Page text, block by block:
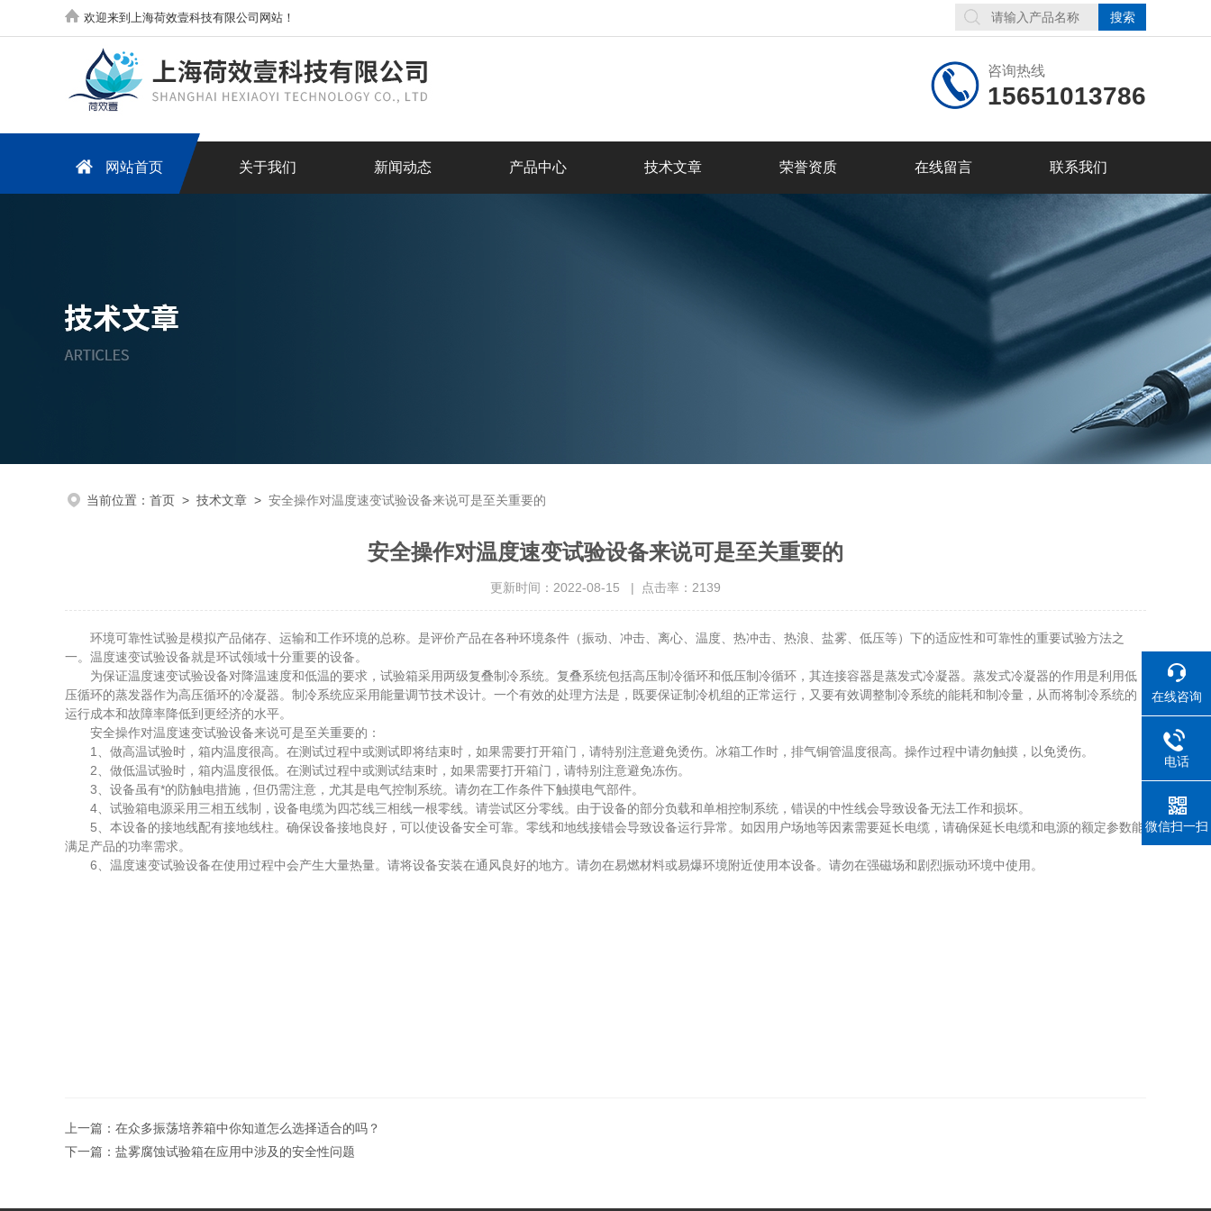
欢迎来到上海荷效壹科技有限公司网站！
咨询热线
15651013786
网站首页 关于我们 新闻动态 产品中心 技术文章 荣誉资质 在线留言 联系我们
当前位置： 首页 > 技术文章 > 安全操作对温度速变试验设备来说可是至关重要的
安全操作对温度速变试验设备来说可是至关重要的
更新时间：2022-08-15 | 点击率：2139
环境可靠性试验是模拟产品储存、运输和工作环境的总称。是评价产品在各种环境条件（振动、冲击、离心、温度、热冲击、热浪、盐雾、低压等）下的适应性和可靠性的重要试验方法之
一。温度速变试验设备就是环试领域十分重要的设备。
为保证温度速变试验设备对降温速度和低温的要求，试验箱采用两级复叠制冷系统。复叠系统包括高压制冷循环和低压制冷循环，其连接容器是蒸发式冷凝器。蒸发式冷凝器的作用是利用低
压循环的蒸发器作为高压循环的冷凝器。制冷系统应采用能量调节技术设计。一个有效的处理方法是，既要保证制冷机组的正常运行，又要有效调整制冷系统的能耗和制冷量，从而将制冷系统的
运行成本和故障率降低到更经济的水平。
安全操作对温度速变试验设备来说可是至关重要的：
1、做高温试验时，箱内温度很高。在测试过程中或测试即将结束时，如果需要打开箱门，请特别注意避免烫伤。冰箱工作时，排气铜管温度很高。操作过程中请勿触摸，以免烫伤。
2、做低温试验时，箱内温度很低。在测试过程中或测试结束时，如果需要打开箱门，请特别注意避免冻伤。
3、设备虽有*的防触电措施，但仍需注意，尤其是电气控制系统。请勿在工作条件下触摸电气部件。
4、试验箱电源采用三相五线制，设备电缆为四芯线三相线一根零线。请尝试区分零线。由于设备的部分负载和单相控制系统，错误的中性线会导致设备无法工作和损坏。
5、本设备的接地线配有接地线柱。确保设备接地良好，可以使设备安全可靠。零线和地线接错会导致设备运行异常。如因用户场地等因素需要延长电缆，请确保延长电缆和电源的额定参数能
满足产品的功率需求。
6、温度速变试验设备在使用过程中会产生大量热量。请将设备安装在通风良好的地方。请勿在易燃材料或易爆环境附近使用本设备。请勿在强磁场和剧烈振动环境中使用。
上一篇： 在众多振荡培养箱中你知道怎么选择适合的吗？
下一篇： 盐雾腐蚀试验箱在应用中涉及的安全性问题
在线咨询
电话
微信扫一扫